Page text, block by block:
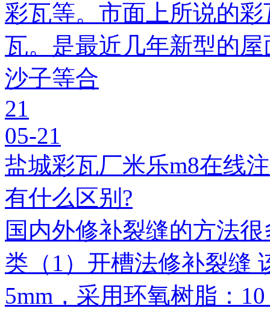
彩瓦等。市面上所说的
瓦。是最近几年新型的
沙子等合
21
05-21
盐城彩瓦厂米乐m8在线
有什么区别?
国内外修补裂缝的方法
类（1）开槽法修补裂缝
5mm，采用环氧树脂：